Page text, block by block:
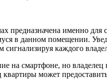
предназначена именно
в данном помещении.
каждого
на смартфоне, но
квартиры может